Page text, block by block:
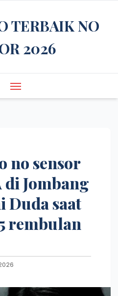
TERBAIK NO
2026
no sensor
di Jombang
Duda saat
rembulan